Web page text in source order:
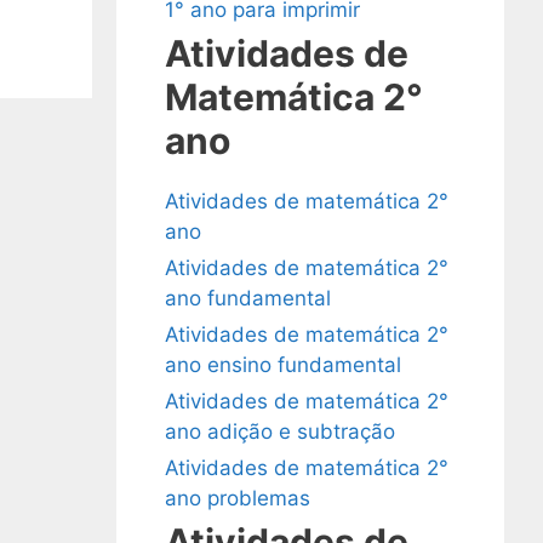
1° ano para imprimir
Atividades de
Matemática 2°
ano
Atividades de matemática 2°
ano
Atividades de matemática 2°
ano fundamental
Atividades de matemática 2°
ano ensino fundamental
Atividades de matemática 2°
ano adição e subtração
Atividades de matemática 2°
ano problemas